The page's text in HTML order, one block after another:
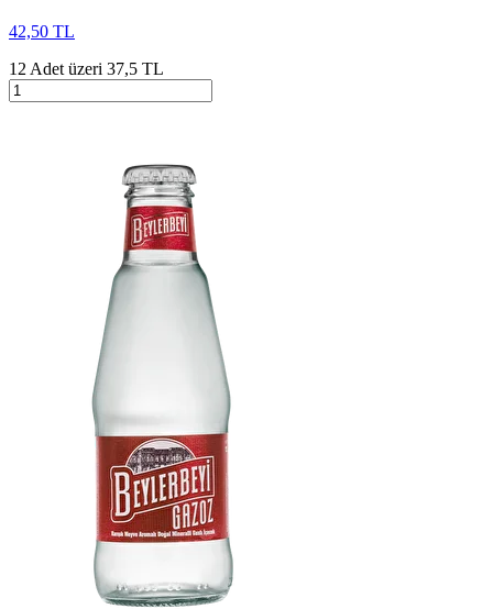
42,50 TL
12 Adet üzeri 37,5 TL